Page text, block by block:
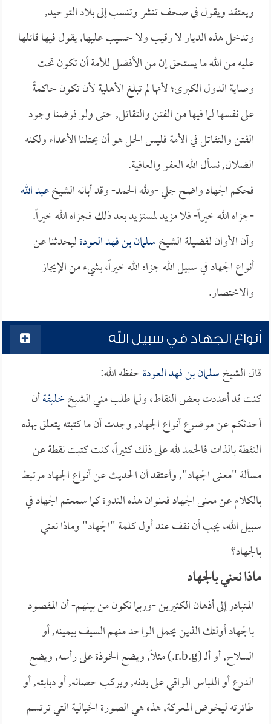
ويعتقد ويقول في صحف تنشر وتنسب إلى بلاد التوحيد,
وتدخل هذه الديار لا رقيب ولا حسيب عليها, يقول فيها قائلها
عليه من الله ما يستحق إن من الأفضل للأمة أن تكون تحت
وصاية الدول الكبرى؛ لأنها لم تبلغ الأهلية لأن تكون حاكمةً
على نفسها لما فيها من الفتن والتقاتل, حتى ولو فرضنا وجود
الفتن والتقاتل في الأمة فليس الحل هو أن يحتلنا الأعداء ولكنه
الضلال, نسأل الله العفو والعافية.
فحكم الجهاد واضح جلي -ولله الحمد- وقد أبانه الشيخعبد الله
-جزاه الله خيراً- فلا مزيد لمستزيد بعد ذلك فجزاه الله خيراً.
وآن الأوان لفضيلة الشيخسلمان بن فهد العودةليحدثنا عن
أنواع الجهاد في سبيل الله جزاه الله خيراً، بشيء من الإيجاز
والاختصار.
أنواع الجهاد في سبيل الله
قال الشيخسلمان بن فهد العودةحفظه الله:
كنت قد أعددت بعض النقاط، ولما طلب مني الشيخخليفةأن
أحدثكم عن موضوع أنواع الجهاد, وجدت أن ما كتبته يتعلق بهذه
النقطة بالذات فالحمد لله على ذلك كثيراً، كنت كتبت نقطة عن
مسألة "معنى الجهاد", وأعتقد أن الحديث عن أنواع الجهاد مرتبط
بالكلام عن معنى الجهاد فعنوان هذه الندوة كما سمعتم الجهاد في
سبيل الله، يجب أن نقف عند أول كلمة "الجهاد" وماذا نعني
بالجهاد؟
ماذا نعني بالجهاد
المتبادر إلى أذهان الكثيرين -وربما نكون من بينهم- أن المقصود
بالجهاد أولئك الذين يحمل الواحد منهم السيف بيمينه, أو
السلاح, أو ألـ (r.b.g.) مثلاً, ويضع الخوذة على رأسه, ويضع
الدرع أو اللباس الواقي على بدنه, ويركب حصانه, أو دبابته, أو
طائرته ليخوض المعركة, هذه هي الصورة الخيالية التي ترتسم